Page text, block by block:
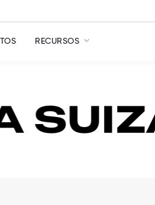
RECURSOS